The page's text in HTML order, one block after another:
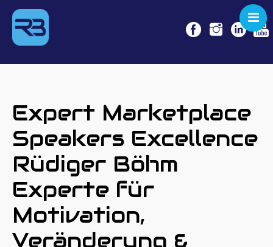
COACHING
NO LEGS
NO LIMITS!
REFERENZEN
MEDIEN
BOOKING
Expert Marketplace
Speakers Excellence
Rüdiger Böhm
Experte für
Motivation,
Veränderung &